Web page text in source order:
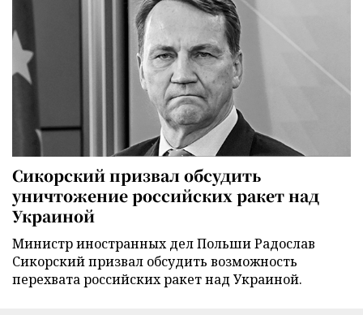
Сикорский призвал обсудить
уничтожение российских ракет над
Украиной
Министр иностранных дел Польши Радослав
Сикорский призвал обсудить возможность
перехвата российских ракет над Украиной.